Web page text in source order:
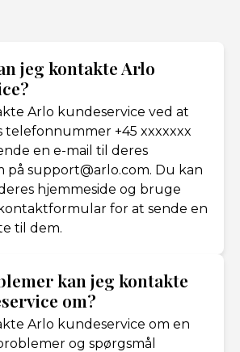
jeg kontakte Arlo
Arlo kundeservice ved at
telefonnummer +45 xxxxxxx
en e-mail til deres
på support@arlo.com. Du kan
hjemmeside og bruge
for at sende en
til dem.
kan jeg kontakte
om?
Arlo kundeservice om en
og spørgsmål